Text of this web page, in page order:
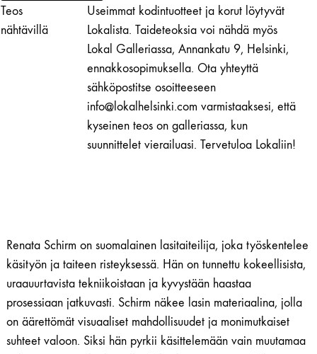
(2)
määrä
Teos
nähtävillä
Useimmat kodintuotteet ja korut löytyvät
Lokalista. Taideteoksia voi nähdä myös
Lokal Galleriassa, Annankatu 9, Helsinki,
ennakkosopimuksella. Ota yhteyttä
sähköpostitse osoitteeseen
info@lokalhelsinki.com varmistaaksesi, että
kyseinen teos on galleriassa, kun
suunnittelet vierailuasi. Tervetuloa Lokaliin!
Renata Schirm on suomalainen lasitaiteilija, joka työskentelee
käsityön ja taiteen risteyksessä. Hän on tunnettu kokeellisista,
uraauurtavista tekniikoistaan ja kyvystään haastaa
prosessiaan jatkuvasti. Schirm näkee lasin materiaalina, jolla
on äärettömät visuaaliset mahdollisuudet ja monimutkaiset
suhteet valoon. Siksi hän pyrkii käsittelemään vain muutamaa